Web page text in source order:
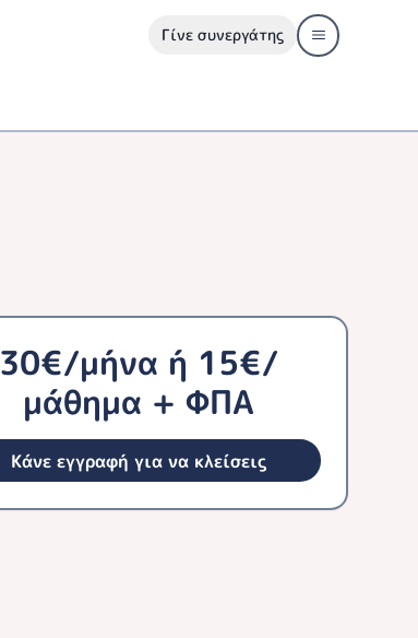
Γίνε συνεργάτης
30€/μήνα ή 15€/
μάθημα + ΦΠΑ
Κάνε εγγραφή για να κλείσεις